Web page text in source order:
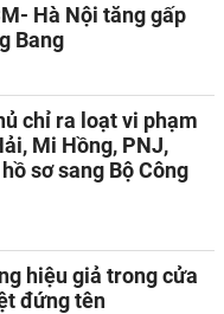
Hà Nội tăng gấp
Bang
chỉ ra loạt vi phạm
Mi Hồng, PNJ,
sơ sang Bộ Công
hiệu giả trong cửa
đứng tên